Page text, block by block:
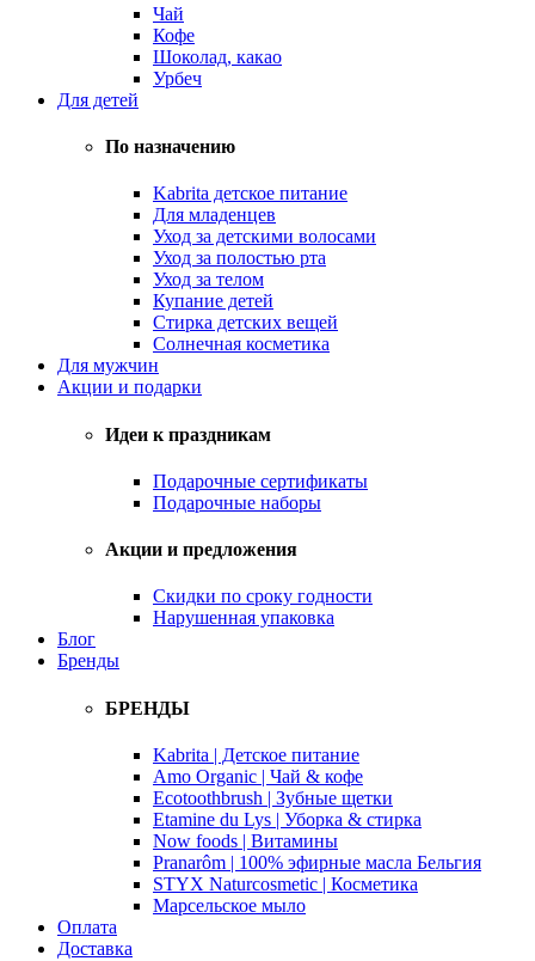
Чай
Кофе
Шоколад, какао
Урбеч
Для детей
По назначению
Kabrita детское питание
Для младенцев
Уход за детскими волосами
Уход за полостью рта
Уход за телом
Купание детей
Стирка детских вещей
Солнечная косметика
Для мужчин
Акции и подарки
Идеи к праздникам
Подарочные сертификаты
Подарочные наборы
Акции и предложения
Скидки по сроку годности
Нарушенная упаковка
Блог
Бренды
БРЕНДЫ
Kabrita | Детское питание
Amo Organic | Чай & кофе
Ecotoothbrush | Зубные щетки
Etamine du Lys | Уборка & стирка
Now foods | Витамины
Pranarôm | 100% эфирные масла Бельгия
STYX Naturcosmetic | Косметика
Марсельское мыло
Оплата
Доставка